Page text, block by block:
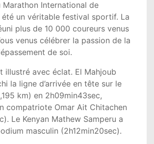
Marathon International de
été un véritable festival sportif. La
plus de 10 000 coureurs venus
venus célébrer la passion de la
de soi.
illustré avec éclat. El Mahjoub
la ligne d’arrivée en tête sur le
km) en 2h09min43sec,
compatriote Omar Ait Chitachen
Le Kenyan Mathew Samperu a
masculin (2h12min20sec).